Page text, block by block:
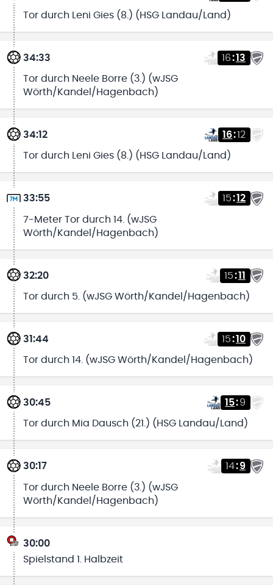
Tor durch Leni Gies (8.) (HSG Landau/Land)
34:33 16:13
Tor durch Neele Borre (3.) (wJSG
Wörth/Kandel/Hagenbach)
34:12 16:12
Tor durch Leni Gies (8.) (HSG Landau/Land)
33:55 15:12
7-Meter Tor durch 14. (wJSG
Wörth/Kandel/Hagenbach)
32:20 15:11
Tor durch 5. (wJSG Wörth/Kandel/Hagenbach)
31:44 15:10
Tor durch 14. (wJSG Wörth/Kandel/Hagenbach)
30:45 15:9
Tor durch Mia Dausch (21.) (HSG Landau/Land)
30:17 14:9
Tor durch Neele Borre (3.) (wJSG
Wörth/Kandel/Hagenbach)
30:00
Spielstand 1. Halbzeit